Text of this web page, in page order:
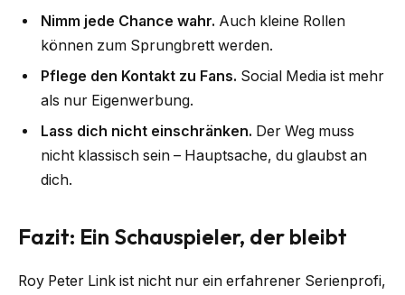
Nimm jede Chance wahr. Auch kleine Rollen
können zum Sprungbrett werden.
Pflege den Kontakt zu Fans. Social Media ist mehr
als nur Eigenwerbung.
Lass dich nicht einschränken. Der Weg muss
nicht klassisch sein – Hauptsache, du glaubst an
dich.
Fazit: Ein Schauspieler, der bleibt
Roy Peter Link ist nicht nur ein erfahrener Serienprofi,